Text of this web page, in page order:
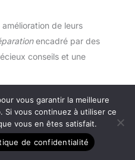
de leurs
encadré par des
conseils et une
alors la valeur matérielle
conjugue à la
souvenir impérissable.
coureurs passionnés
vous garantir la meilleure
vous continuez à utiliser ce
vous en êtes satisfait.
de confidentialité